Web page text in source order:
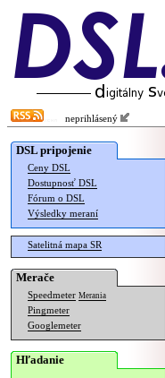
neprihlásený
DSL pripojenie
Ceny DSL
Dostupnosť DSL
Fórum o DSL
Výsledky meraní
Satelitná mapa SR
Merače
Speedmeter Merania
Pingmeter
Googlemeter
Hľadanie